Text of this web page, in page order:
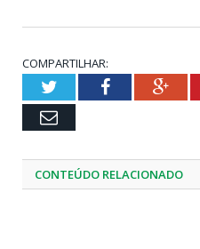
COMPARTILHAR:
TwitterFacebook
Email
CONTEÚDO RELACIONADO